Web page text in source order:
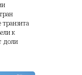
транзита
к
доли